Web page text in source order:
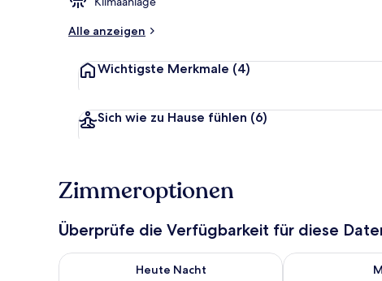
Alle anzeigen
Wichtigste Merkmale (4)
Sich wie zu Hause fühlen (6)
Zimmeroptionen
Überprüfe die Verfügbarkeit für diese
Heute Nacht
Überprüfe die Verfügbarkeit für heute Nacht, Aug. 7 -
Überprüfe die